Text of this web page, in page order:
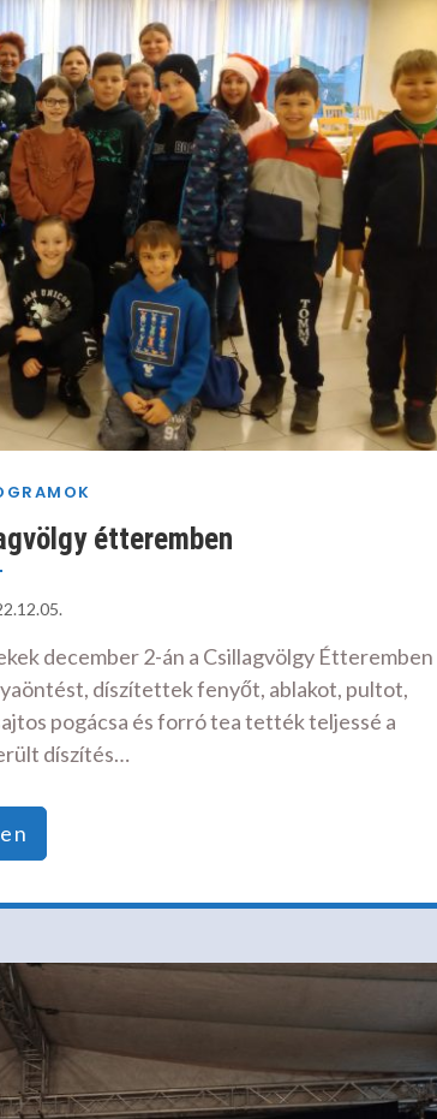
étteremben
december 2-án a Csillagvölgy Étteremben
díszítettek fenyőt, ablakot, pultot,
pogácsa és forró tea tették teljessé a
díszítés…